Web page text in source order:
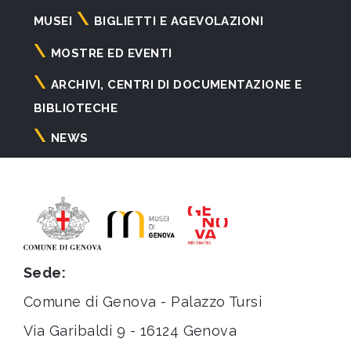
Navigazione
principale
MUSEI BIGLIETTI E AGEVOLAZIONI
MOSTRE ED EVENTI
ARCHIVI, CENTRI DI DOCUMENTAZIONE E
BIBLIOTECHE
NEWS
Sede:
Comune di Genova - Palazzo Tursi
Via Garibaldi 9 - 16124 Genova